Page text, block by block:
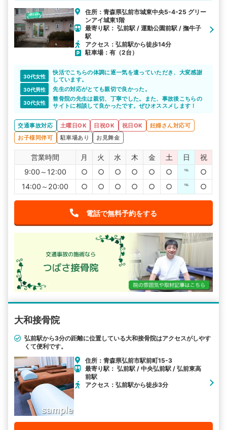
住所：青森県弘前市城東中央5-4-25 グリー
ンアイ城東1階
最寄り駅： 弘前駅 / 運動公園前駅 / 撫牛子
駅
アクセス：弘前駅から徒歩14分
駐車場：有（2台）
30代女性
快活でこちらの体調に逐一気を遣っていただき、大変感謝
しています。
30代男性 先生の対応がとても親切で良かった。
30代女性
整骨院の先生は親切、丁寧でした。また、事故後こちらの
サイトに相談して良かったです。ぜひオススメします！
交通事故対応 土曜日OK 日祝OK 祝日OK
妊婦さん対応可
お子様同伴可
駐車場あり お見舞金
営業時間 月 火 水 木 金 土 日
祝
9:00～12:00
○ ○ ○ ○ ○ ○ ℡
○
14:00～20:00
○ ○ ○ ○ ○ ○ ℡ ○
電話で無料予約をする
大和接骨院
弘前駅から3分の距離に位置している大和接骨院はアクセスがしやす
くて便利です。
住所：青森県弘前市駅前町15-3
最寄り駅： 弘前駅 / 中央弘前駅 / 弘前東高
前駅
アクセス：弘前駅から徒歩3分